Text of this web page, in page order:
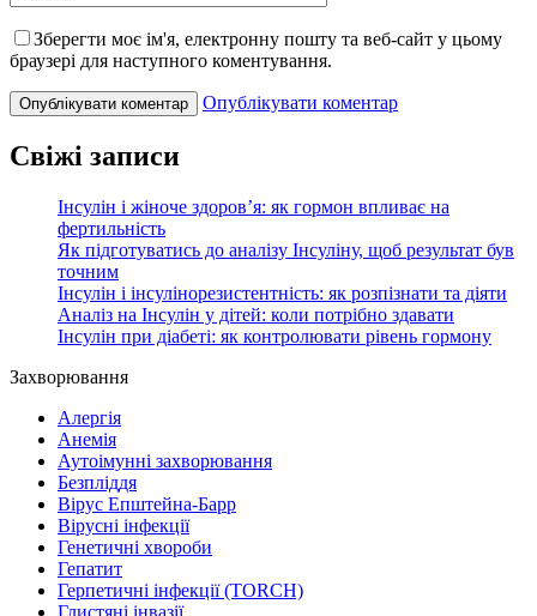
Зберегти моє ім'я, електронну пошту та веб-сайт у цьому
браузері для наступного коментування.
Опублікувати коментар
Свіжі записи
Інсулін і жіноче здоров’я: як гормон впливає на
фертильність
Як підготуватись до аналізу Інсуліну, щоб результат був
точним
Інсулін і інсулінорезистентність: як розпізнати та діяти
Аналіз на Інсулін у дітей: коли потрібно здавати
Інсулін при діабеті: як контролювати рівень гормону
Захворювання
Алергія
Анемія
Аутоімунні захворювання
Безпліддя
Вірус Епштейна-Барр
Вірусні інфекції
Генетичні хвороби
Гепатит
Герпетичні інфекції (TORCH)